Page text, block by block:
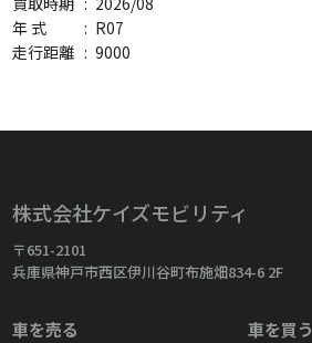
年 式
: R07
走行距離 : 9000
株式会社ケイズモビリティ
〒651-2101
兵庫県神戸市西区伊川谷町布施畑834-6 2F
車を売る 車を買う